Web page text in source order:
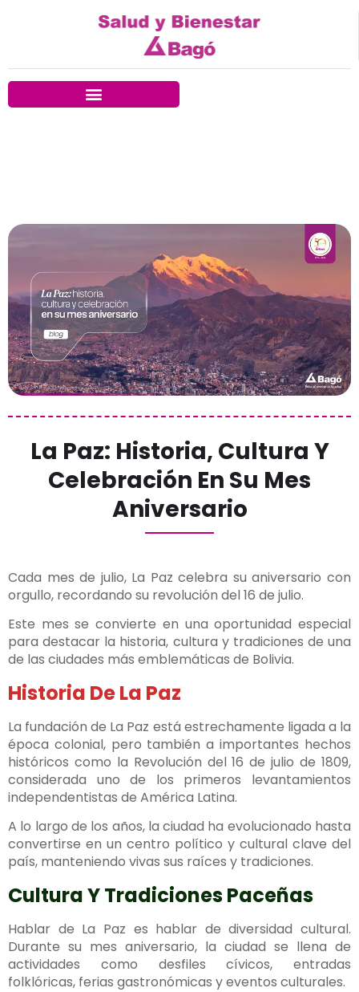
La Paz: Historia, Cultura Y
Celebración En Su Mes
Aniversario
Cada mes de julio, La Paz celebra su aniversario con
orgullo, recordando su revolución del 16 de julio.
Este mes se convierte en una oportunidad especial
para destacar la historia, cultura y tradiciones de una
de las ciudades más emblemáticas de Bolivia.
Historia De La Paz
La fundación de La Paz está estrechamente ligada a la
época colonial, pero también a importantes hechos
históricos como la Revolución del 16 de julio de 1809,
considerada uno de los primeros levantamientos
independentistas de América Latina.
A lo largo de los años, la ciudad ha evolucionado hasta
convertirse en un centro político y cultural clave del
país, manteniendo vivas sus raíces y tradiciones.
Cultura Y Tradiciones Paceñas
Hablar de La Paz es hablar de diversidad cultural.
Durante su mes aniversario, la ciudad se llena de
actividades como desfiles cívicos, entradas
folklóricas, ferias gastronómicas y eventos culturales.